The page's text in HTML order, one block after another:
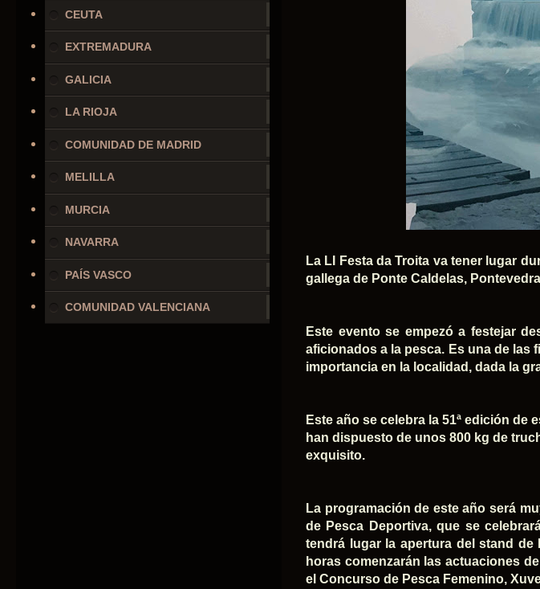
La LI Festa da Troita va tener lugar
gallega de Ponte Caldelas,
Este evento se empezó a festejar
aficionados a la pesca. Es una de las
importancia en la localidad, dada la
Este año se celebra la 51ª edición de
han dispuesto de unos 800 kg de
exquisito.
La programación de este año será
de Pesca Deportiva, que se
tendrá lugar la apertura del stand
horas comenzarán las actuaciones
el Concurso de Pesca Femenino,
CEUTA
EXTREMADURA
GALICIA
LA RIOJA
COMUNIDAD DE MADRID
MELILLA
MURCIA
NAVARRA
PAÍS VASCO
COMUNIDAD VALENCIANA